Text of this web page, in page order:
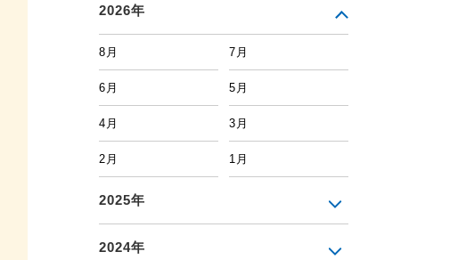
2026年
8月 7月
6月 5月
4月 3月
2月 1月
2025年
2024年